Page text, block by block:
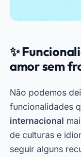
✨
amor sem
Não podemos
funcionalidades
internacional
de culturas e
seguir alguns